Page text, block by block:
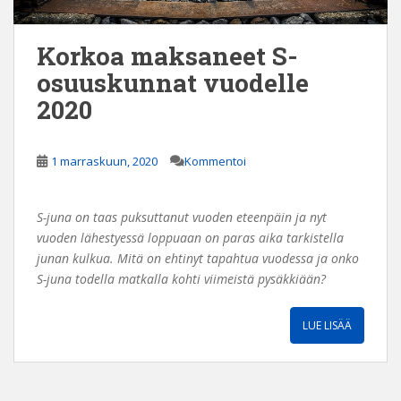
Korkoa maksaneet S-
osuuskunnat vuodelle
2020
1 marraskuun, 2020 Kommentoi
S-juna on taas puksuttanut vuoden eteenpäin ja nyt
vuoden lähestyessä loppuaan on paras aika tarkistella
junan kulkua. Mitä on ehtinyt tapahtua vuodessa ja onko
S-juna todella matkalla kohti viimeistä pysäkkiään?
LUE LISÄÄ